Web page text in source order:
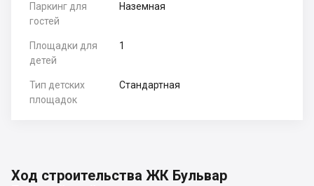
Паркинг для
гостей
Наземная
Площадки для
детей
1
Тип детских
площадок
Стандартная
Ход строительства ЖК Бульвар